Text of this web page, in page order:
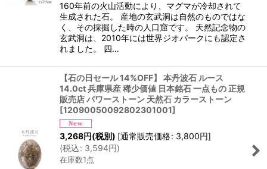
160年前の火山活動により、マグマが冷却されて
生成された石。 産地の玄武洞は自然のものではな
く、その採掘した時の人口窟です。 天然記念物の
玄武洞は、2010年には世界ジオパークにも認定さ
れました。 四…
【石の日セール 14%OFF】 本丹波石 ルース
14.0ct 兵庫県産 稀少価値 日本銘石 一点もの 正規
販売店 パワーストーン 天然石 カラーストーン
[12090050092802301001]
3,268円(税別) [通常販売価格: 3,800円]
(税込: 3,594円)
在庫数1点